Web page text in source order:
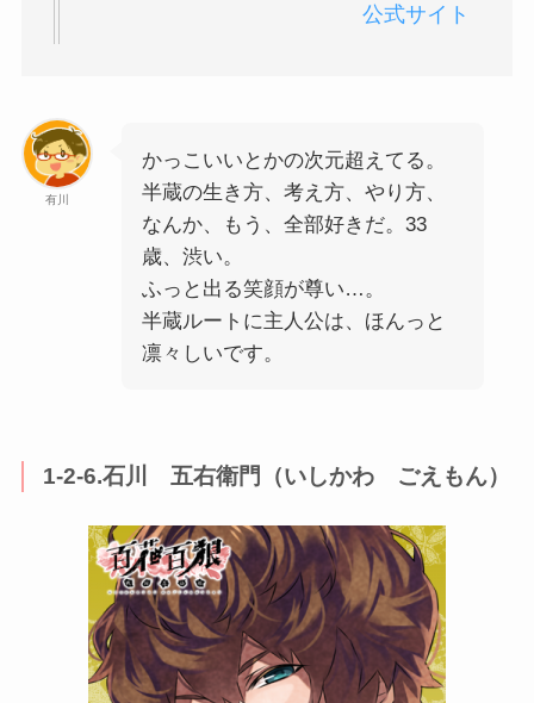
公式サイト
有川
かっこいいとかの次元超えてる。
半蔵の生き方、考え方、やり方、
なんか、もう、全部好きだ。33
歳、渋い。
ふっと出る笑顔が尊い…。
半蔵ルートに主人公は、ほんっと
凛々しいです。
1-2-6.石川 五右衛門（いしかわ ごえもん）